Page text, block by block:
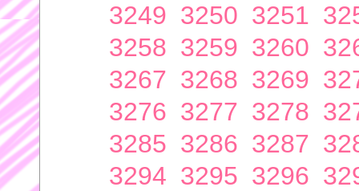
3249 3250 3251
3258 3259 3260
3267 3268 3269
3276 3277 3278
3285 3286 3287
3294 3295 3296